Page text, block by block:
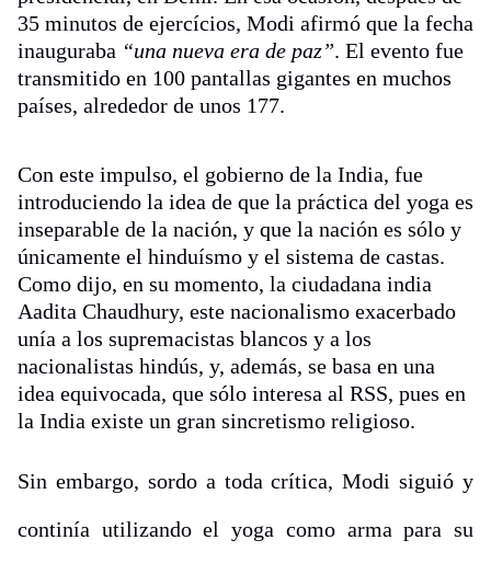
35 minutos de ejercícios, Modi afirmó que la fecha
inauguraba “una nueva era de paz”. El evento fue
transmitido en 100 pantallas gigantes en muchos
países, alrededor de unos 177.
Con este impulso, el gobierno de la India, fue
introduciendo la idea de que la práctica del yoga es
inseparable de la nación, y que la nación es sólo y
únicamente el hinduísmo y el sistema de castas.
Como dijo, en su momento, la ciudadana india
Aadita Chaudhury, este nacionalismo exacerbado
unía a los supremacistas blancos y a los
nacionalistas hindús, y, además, se basa en una
idea equivocada, que sólo interesa al RSS, pues en
la India existe un gran sincretismo religioso.
Sin embargo, sordo a toda crítica, Modi siguió y
continía utilizando el yoga como arma para su